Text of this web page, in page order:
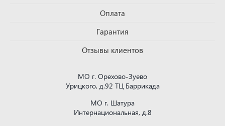
Оплата
Гарантия
Отзывы клиентов
МО г. Орехово-Зуево
Урицкого, д.92 ТЦ Баррикада
МО г. Шатура
Интернациональная, д.8